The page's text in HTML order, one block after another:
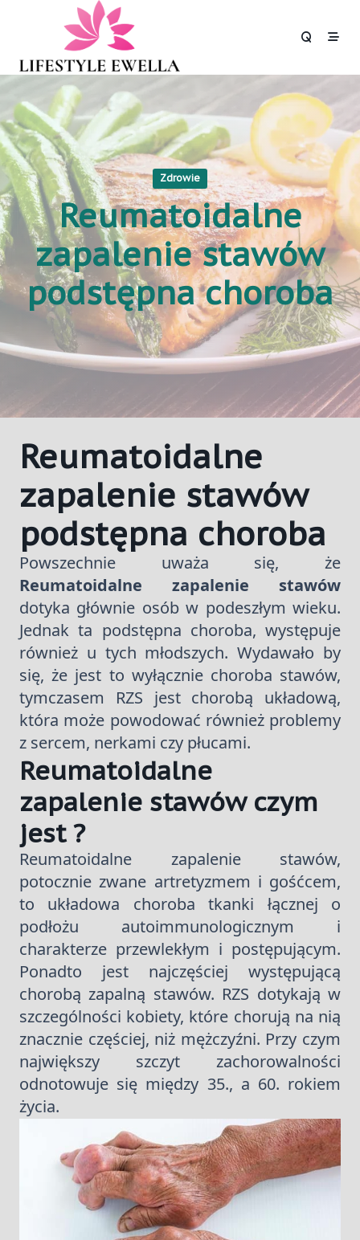
Zdrowie
Reumatoidalne
zapalenie stawów
podstępna choroba
Reumatoidalne
zapalenie stawów
podstępna choroba
Powszechnie uważa się, że
Reumatoidalne zapalenie stawów
dotyka głównie osób w podeszłym wieku.
Jednak ta podstępna choroba, występuje
również u tych młodszych. Wydawało by
się, że jest to wyłącznie choroba stawów,
tymczasem RZS jest chorobą układową,
która może powodować również problemy
z sercem, nerkami czy płucami.
Reumatoidalne
zapalenie stawów czym
jest ?
Reumatoidalne zapalenie stawów,
potocznie zwane artretyzmem i gośćcem,
to układowa choroba tkanki łącznej o
podłożu autoimmunologicznym i
charakterze przewlekłym i postępującym.
Ponadto jest najczęściej występującą
chorobą zapalną stawów. RZS dotykają w
szczególności kobiety, które chorują na nią
znacznie częściej, niż mężczyźni. Przy czym
największy szczyt zachorowalności
odnotowuje się między 35., a 60. rokiem
życia.